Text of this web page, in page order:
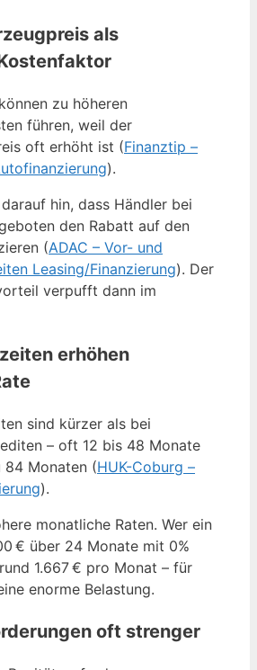
als
zu höheren
führen, weil der
oft erhöht ist (Finanztip –
).
hin, dass Händler bei
den Rabatt auf den
(ADAC – Vor- und
Leasing/Finanzierung). Der
verpufft dann im
erhöhen
sind kürzer als bei
– oft 12 bis 48 Monate
Monaten (HUK-Coburg –
).
monatliche Raten. Wer ein
€ über 24 Monate mit 0%
1.667 € pro Monat – für
enorme Belastung.
oft strenger